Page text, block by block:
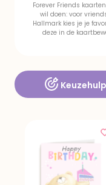
Forever Friends
wil doen: voor
Hallmark kies je je
deze in de
Keuzehulp